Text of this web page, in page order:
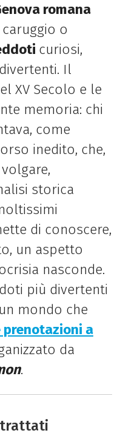
romana
o
curiosi,
Il
XV Secolo e le
memoria: chi
come
inedito, che,
storica
di conoscere,
un aspetto
nasconde.
più divertenti
mondo che
prenotazioni a
da
.